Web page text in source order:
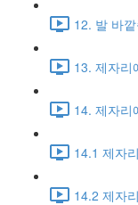
12. 발 바
13. 제자리
14. 제자리
14.1 제자
14.2 제자